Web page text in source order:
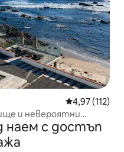
Средна
4,97 (112)
и невероятни
с достъп